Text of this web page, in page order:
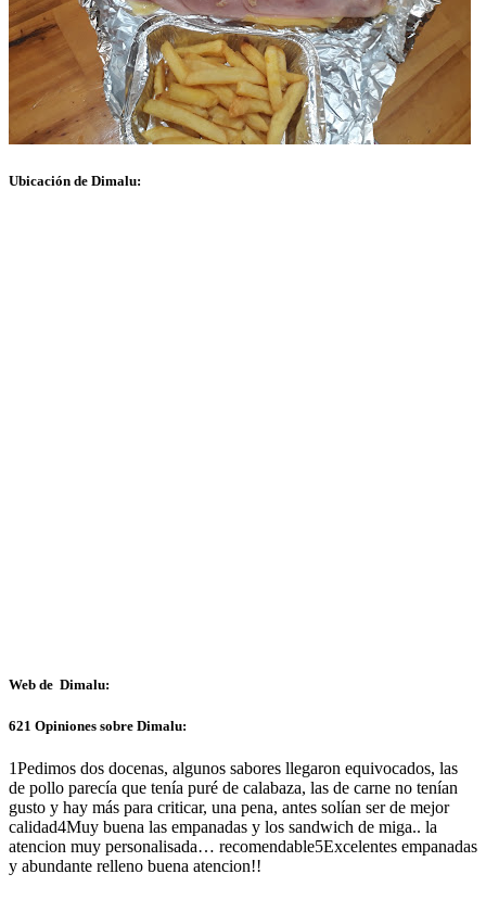
Ubicación de Dimalu:
Web de Dimalu:
621 Opiniones sobre Dimalu:
1Pedimos dos docenas, algunos sabores llegaron equivocados, las
de pollo parecía que tenía puré de calabaza, las de carne no tenían
gusto y hay más para criticar, una pena, antes solían ser de mejor
calidad4Muy buena las empanadas y los sandwich de miga.. la
atencion muy personalisada… recomendable5Excelentes empanadas
y abundante relleno buena atencion!!